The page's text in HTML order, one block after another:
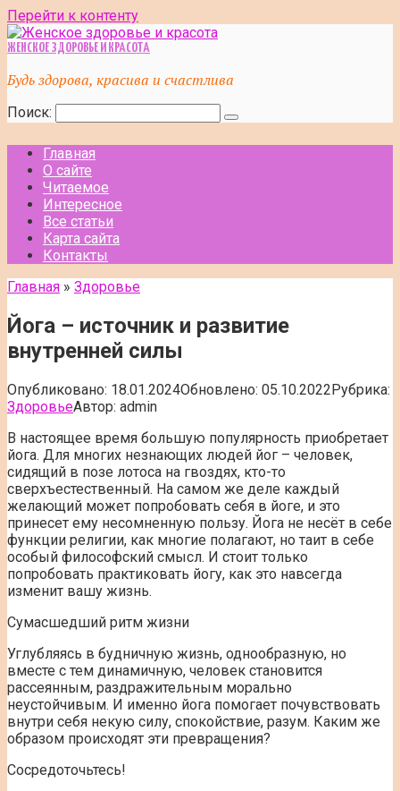
Перейти к контенту
ЖЕНСКОЕ ЗДОРОВЬЕ И КРАСОТА
Будь здорова, красива и счастлива
Поиск:
Главная
О сайте
Читаемое
Интересное
Все статьи
Карта сайта
Контакты
Главная » Здоровье
Йога – источник и развитие
внутренней силы
Опубликовано: 18.01.2024Обновлено: 05.10.2022Рубрика:
ЗдоровьеАвтор: admin
В настоящее время большую популярность приобретает
йога. Для многих незнающих людей йог – человек,
сидящий в позе лотоса на гвоздях, кто-то
сверхъестественный. На самом же деле каждый
желающий может попробовать себя в йоге, и это
принесет ему несомненную пользу. Йога не несёт в себе
функции религии, как многие полагают, но таит в себе
особый философский смысл. И стоит только
попробовать практиковать йогу, как это навсегда
изменит вашу жизнь.
Сумасшедший ритм жизни
Углубляясь в будничную жизнь, однообразную, но
вместе с тем динамичную, человек становится
рассеянным, раздражительным морально
неустойчивым. И именно йога помогает почувствовать
внутри себя некую силу, спокойствие, разум. Каким же
образом происходят эти превращения?
Сосредоточьтесь!